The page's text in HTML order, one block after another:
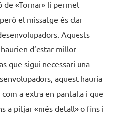
de «Tornar» li permet
el missatge és clar
Aquests
d’estar millor
que sigui necessari una
aquest hauria
a extra en pantalla i que
a pitjar «més detall» o fins i